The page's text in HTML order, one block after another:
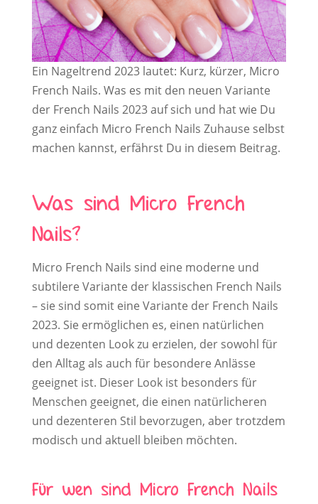
Ein Nageltrend 2023 lautet: Kurz, kürzer, Micro
French Nails. Was es mit den neuen Variante
der French Nails 2023 auf sich und hat wie Du
ganz einfach Micro French Nails Zuhause selbst
machen kannst, erfährst Du in diesem Beitrag.
Was sind Micro French
Nails?
Micro French Nails sind eine moderne und
subtilere Variante der klassischen French Nails
– sie sind somit eine Variante der French Nails
2023. Sie ermöglichen es, einen natürlichen
und dezenten Look zu erzielen, der sowohl für
den Alltag als auch für besondere Anlässe
geeignet ist. Dieser Look ist besonders für
Menschen geeignet, die einen natürlicheren
und dezenteren Stil bevorzugen, aber trotzdem
modisch und aktuell bleiben möchten.
Für wen sind Micro French Nails